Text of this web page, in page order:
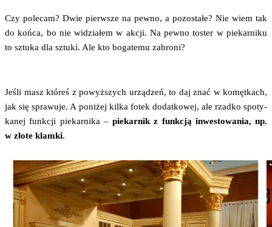
Czy pole­cam? Dwie pierw­sze na pew­no, a pozo­sta­łe? Nie wiem tak
do koń­ca, bo nie widzia­łem w akcji. Na pew­no toster w pie­kar­ni­ku
to sztu­ka dla sztu­ki. Ale kto boga­te­mu zabroni?
Jeśli masz któ­reś z powyż­szych urzą­dzeń, to daj znać w komęt­kach,
jak się spra­wu­je. A poni­żej kil­ka fotek dodat­ko­wej, ale rzad­ko spo­ty­
ka­nej funk­cji pie­kar­ni­ka – pie­kar­nik z funk­cją inwe­sto­wa­nia, np.
w zło­te klamki.